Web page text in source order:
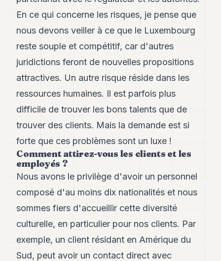
En ce qui concerne les risques, je pense que
nous devons veiller à ce que le Luxembourg
reste souple et compétitif, car d'autres
juridictions feront de nouvelles propositions
attractives. Un autre risque réside dans les
ressources humaines. Il est parfois plus
difficile de trouver les bons talents que de
trouver des clients. Mais la demande est si
forte que ces problèmes sont un luxe !
Comment attirez-vous les clients et les
employés ?
Nous avons le privilège d'avoir un personnel
composé d'au moins dix nationalités et nous
sommes fiers d'accueillir cette diversité
culturelle, en particulier pour nos clients. Par
exemple, un client résidant en Amérique du
Sud, peut avoir un contact direct avec